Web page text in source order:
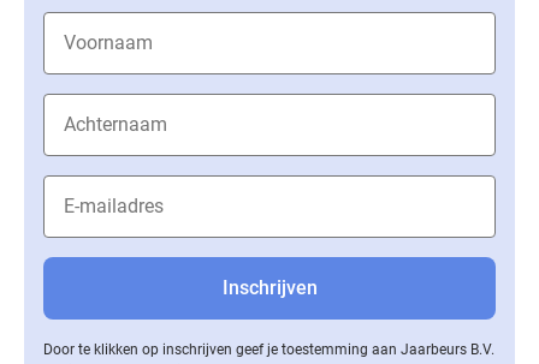
Door te klikken op inschrijven geef je toestemming aan Jaarbeurs B.V.